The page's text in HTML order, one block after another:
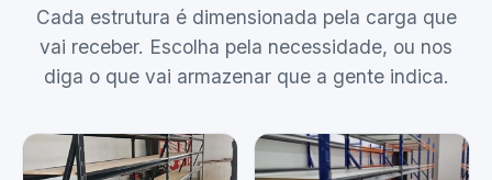
Cada estrutura é dimensionada pela carga que
vai receber. Escolha pela necessidade, ou nos
diga o que vai armazenar que a gente indica.